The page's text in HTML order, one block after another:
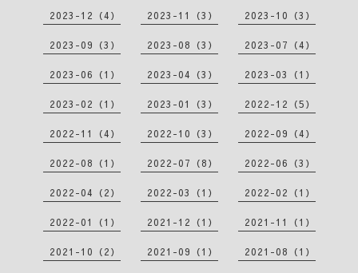
2023-12（4） 2023-11（3） 2023-10（3）
2023-09（3） 2023-08（3） 2023-07（4）
2023-06（1） 2023-04（3） 2023-03（1）
2023-02（1） 2023-01（3） 2022-12（5）
2022-11（4） 2022-10（3） 2022-09（4）
2022-08（1） 2022-07（8） 2022-06（3）
2022-04（2） 2022-03（1） 2022-02（1）
2022-01（1） 2021-12（1） 2021-11（1）
2021-10（2） 2021-09（1） 2021-08（1）